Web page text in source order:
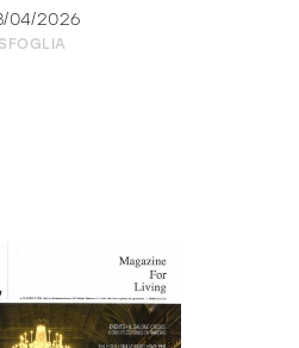
04/2026
SFOGLIA